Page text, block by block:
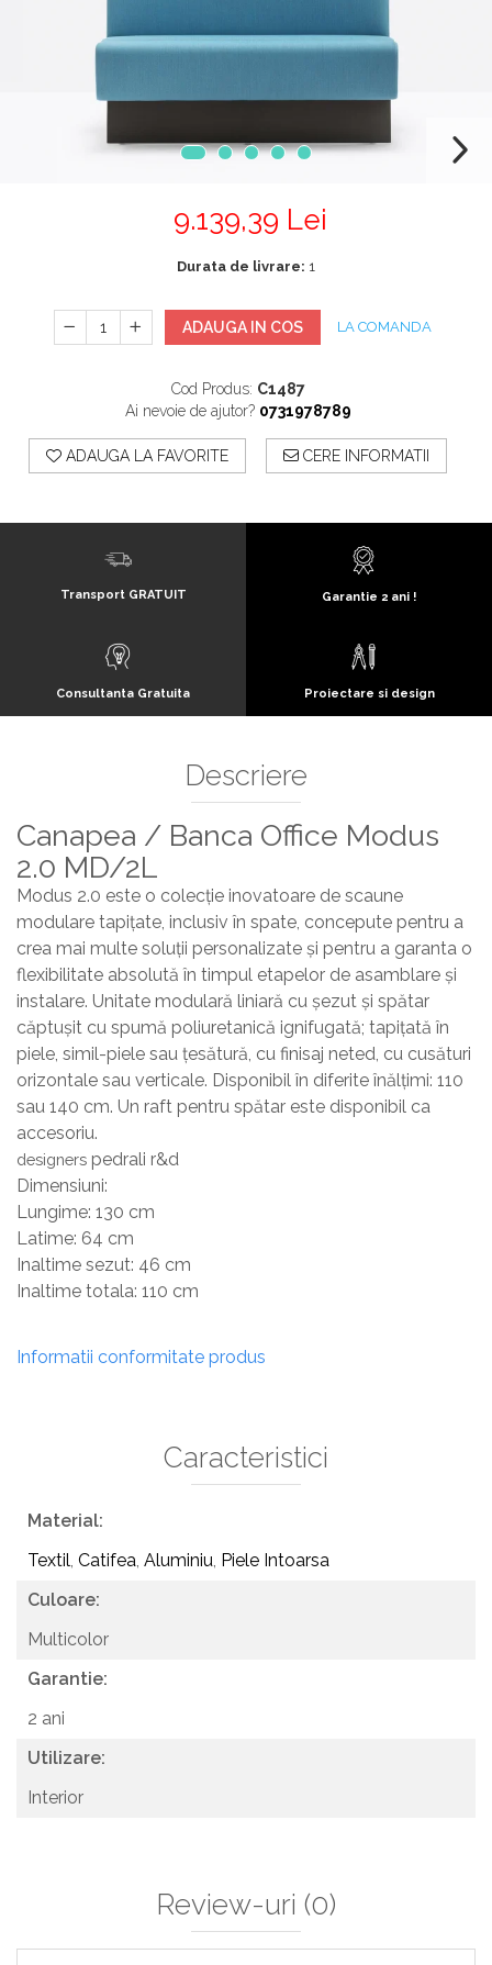
Mobilier Terasa
Seturi Terasa
Sezlonguri si Baldachine
9.139,39 Lei
Durata de livrare: 1
ADAUGA IN COS LA COMANDA
Cod Produs: C1487
Ai nevoie de ajutor? 0731978789
ADAUGA LA FAVORITE CERE INFORMATII
Transport GRATUIT Garantie 2 ani !
Consultanta Gratuita Proiectare si design
Descriere
Canapea / Banca Office Modus
2.0 MD/2L
Modus 2.0 este o colecție inovatoare de scaune
modulare tapițate, inclusiv în spate, concepute pentru a
crea mai multe soluții personalizate și pentru a garanta o
flexibilitate absolută în timpul etapelor de asamblare și
instalare. Unitate modulară liniară cu șezut și spătar
căptușit cu spumă poliuretanică ignifugată; tapițată în
piele, simil-piele sau țesătură, cu finisaj neted, cu cusături
orizontale sau verticale. Disponibil în diferite înălțimi: 110
sau 140 cm. Un raft pentru spătar este disponibil ca
accesoriu.
designers pedrali r&d
Dimensiuni:
Lungime: 130 cm
Latime: 64 cm
Inaltime sezut: 46 cm
Inaltime totala: 110 cm
Informatii conformitate produs
Caracteristici
Material:
Textil Catifea Aluminiu Piele Intoarsa
Culoare:
Multicolor
Garantie:
2 ani
Utilizare:
Interior
Review-uri (0)